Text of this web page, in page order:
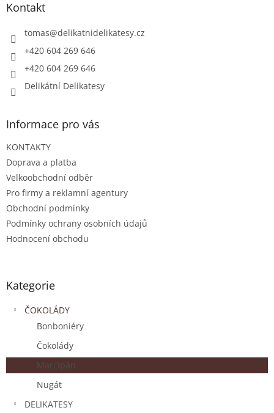
Kontakt
tomas@delikatnidelikatesy.cz
+420 604 269 646
+420 604 269 646
Delikátní Delikatesy
Informace pro vás
KONTAKTY
Doprava a platba
Velkoobchodní odběr
Pro firmy a reklamní agentury
Obchodní podmínky
Podmínky ochrany osobních údajů
Hodnocení obchodu
Kategorie
ČOKOLÁDY
Bonboniéry
Čokolády
Marcipán
Nugát
DELIKATESY